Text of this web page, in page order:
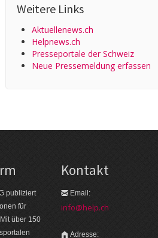
Weitere Links
Aktuellenews.ch
Helpnews.ch
Presseportale der Schweiz
Neue Pressemeldung erfassen
publiziert
für
über 150
Kontakt
Email:
info@help.ch
Adresse: